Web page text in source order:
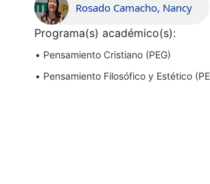
Rosado Camacho, Nancy
Programa(s) académico(s):
• Pensamiento Cristiano (PEG)
• Pensamiento Filosófico y Estético